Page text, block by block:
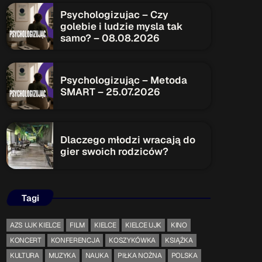
ON AIR
Upcoming shows
TOP CHART
Psychologizujac – Czy
golebie i ludzie mysla tak
samo? – 08.08.2026
Psychologizując – Metoda
SMART – 25.07.2026
Dlaczego młodzi wracają do
gier swoich rodziców?
Tagi
AZS UJK KIELCE FILM KIELCE KIELCE UJK
KINO
KONCERT
KONFERENCJA KOSZYKÓWKA
KSIĄŻKA
KULTURA
MUZYKA NAUKA PIŁKA NOŻNA POLSKA